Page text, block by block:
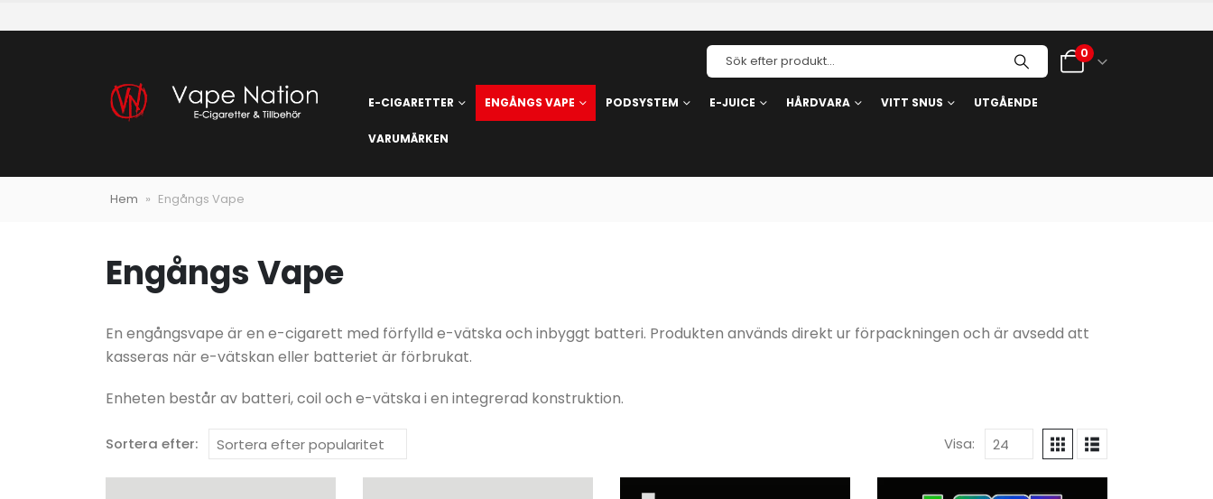
0
E-CIGARETTER ENGÅNGS VAPE PODSYSTEM E-JUICE HÅRDVARA VITT SNUS UTGÅENDE
VARUMÄRKEN
Hem » Engångs Vape
Engångs Vape
En engångsvape är en e-cigarett med förfylld e-vätska och inbyggt batteri. Produkten används direkt ur förpackningen och är avsedd att
kasseras när e-vätskan eller batteriet är förbrukat.
Enheten består av batteri, coil och e-vätska i en integrerad konstruktion.
Sortera efter: Visa: